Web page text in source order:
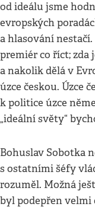
od ideálu jsme
evropských
a hlasování
premiér co říct; zda
a nakolik dělá v
úzce českou. Úzce
k politice úzce
„ideální světy“
Bohuslav Sobotka
s ostatními šéfy
rozuměl. Možná
byl podepřen velmi